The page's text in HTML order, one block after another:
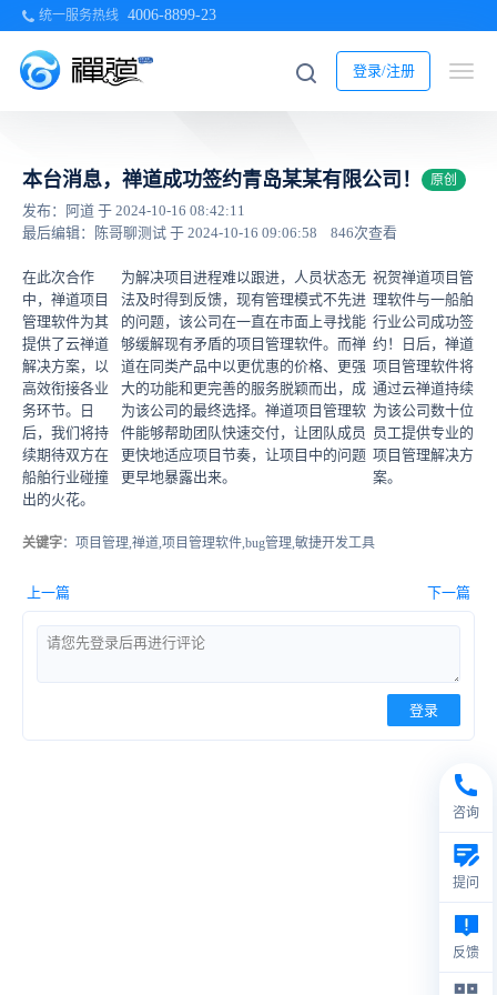
统一服务热线 4006-8899-23
登录/注册
本台消息，禅道成功签约青岛某某有限公司！ 原创
发布：阿道 于 2024-10-16 08:42:11
最后编辑：陈哥聊测试 于 2024-10-16 09:06:58
846次查看
祝贺禅道项目管
理软件与一船舶
行业公司成功签
约！日后，禅道
项目管理软件将
通过云禅道持续
为该公司数十位
员工提供专业的
项目管理解决方
案。
为解决项目进程难以跟进，人员状态无
法及时得到反馈，现有管理模式不先进
的问题，该公司在一直在市面上寻找能
够缓解现有矛盾的项目管理软件。而禅
道在同类产品中以更优惠的价格、更强
大的功能和更完善的服务脱颖而出，成
为该公司的最终选择。禅道项目管理软
件能够帮助团队快速交付，让团队成员
更快地适应项目节奏，让项目中的问题
更早地暴露出来。
在此次合作
中，禅道项目
管理软件为其
提供了云禅道
解决方案，以
高效衔接各业
务环节。日
后，我们将持
续期待双方在
船舶行业碰撞
出的火花。
关键字：项目管理,禅道,项目管理软件,bug管理,敏捷开发工具
上一篇 下一篇
登录
咨询
提问
反馈